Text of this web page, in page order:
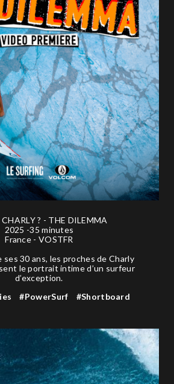
CHARLY ? - THE DILEMMA
2025 -35 minutes
France - VOSTFR
ses 30 ans, les proches de Charly
le portrait intime d’un surfeur
d’exception.
#PowerSurf #Shortboard